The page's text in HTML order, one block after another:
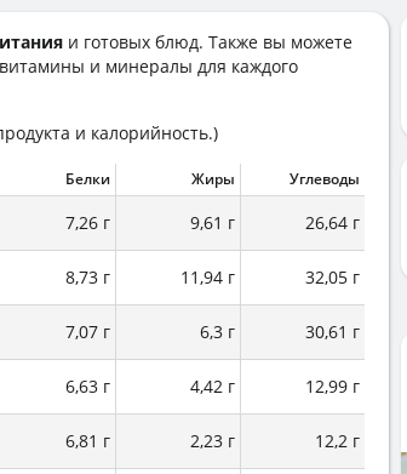
и готовых блюд. Также вы можете
и минералы для каждого
и калорийность.)
Белки Жиры Углеводы
7,26 г 9,61 г
26,64 г
8,73 г 11,94 г
32,05 г
7,07 г 6,3 г
30,61 г
6,63 г 4,42 г
12,99 г
6,81 г 2,23 г
12,2 г